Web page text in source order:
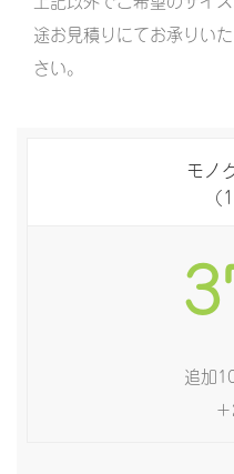
途お見積りにてお承りい
さい。
モノ
追加